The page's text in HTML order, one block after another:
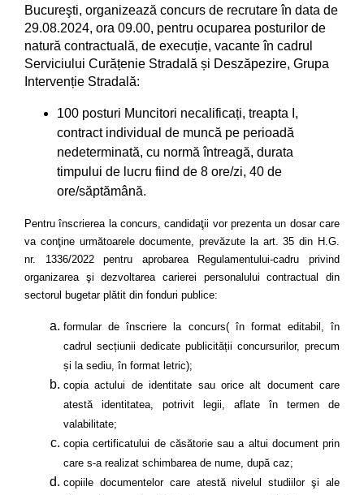
Bucureşti, organizează concurs de recrutare în data de
29.08.2024, ora 09.00, pentru ocuparea posturilor de
natură contractuală, de execuție, vacante în cadrul
Serviciului Curățenie Stradală și Deszăpezire, Grupa
Intervenție Stradală:
100 posturi Muncitori necalificați, treapta I,
contract individual de muncă pe perioadă
nedeterminată, cu normă întreagă, durata
timpului de lucru fiind de 8 ore/zi, 40 de
ore/săptămână.
Pentru înscrierea la concurs, candidaţii vor prezenta un dosar care
va conţine următoarele documente,prevăzute la art. 35 din H.G.
nr. 1336/2022pentru aprobarea Regulamentului-cadru privind
organizarea şi dezvoltarea carierei personalului contractual din
sectorul bugetar plătit din fonduri publice:
formular de înscriere la concurs( în format editabil, în
cadrul secțiunii dedicate publicității concursurilor, precum
și la sediu, în format letric);
copia actului de identitate sau orice alt document care
atestă identitatea, potrivit legii, aflate în termen de
valabilitate;
copia certificatului de căsătorie sau a altui document prin
care s-a realizat schimbarea de nume, după caz;
copiile documentelor care atestă nivelul studiilor şi ale